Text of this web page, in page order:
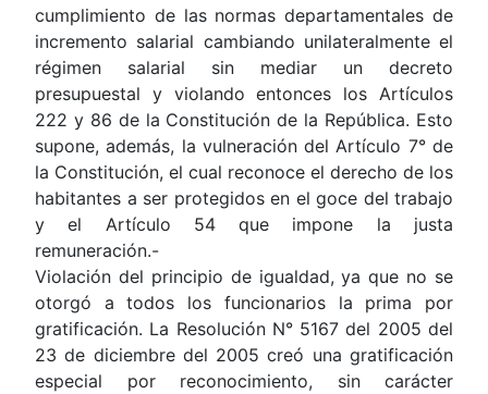
cumplimiento de las normas departamentales de
incremento salarial cambiando unilateralmente el
régimen salarial sin mediar un decreto
presupuestal y violando entonces los Artículos
222 y 86 de la Constitución de la República. Esto
supone, además, la vulneración del Artículo 7° de
la Constitución, el cual reconoce el derecho de los
habitantes a ser protegidos en el goce del trabajo
y el Artículo 54 que impone la justa
remuneración.-
Violación del principio de igualdad, ya que no se
otorgó a todos los funcionarios la prima por
gratificación. La Resolución N° 5167 del 2005 del
23 de diciembre del 2005 creó una gratificación
especial por reconocimiento, sin carácter